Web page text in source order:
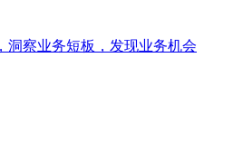
洞察业务短板，发现业务机会